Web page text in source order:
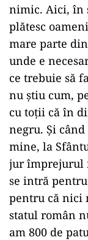
nimic. Aici, în
plătesc
mare parte
unde e
ce trebuie să
nu ştiu cum,
cu toţii că în
negru. Şi
mine, la
jur împrejurul
se intră
pentru că nici
statul român
am 800 de